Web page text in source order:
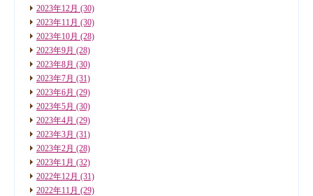
2023年12月 (30)
2023年11月 (30)
2023年10月 (28)
2023年9月 (28)
2023年8月 (30)
2023年7月 (31)
2023年6月 (29)
2023年5月 (30)
2023年4月 (29)
2023年3月 (31)
2023年2月 (28)
2023年1月 (32)
2022年12月 (31)
2022年11月 (29)